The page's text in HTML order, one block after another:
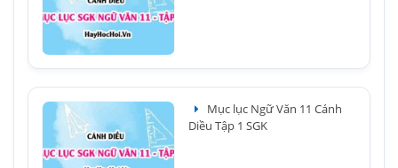
Mục lục Ngữ Văn 11 Cánh
Diều Tập 1 SGK